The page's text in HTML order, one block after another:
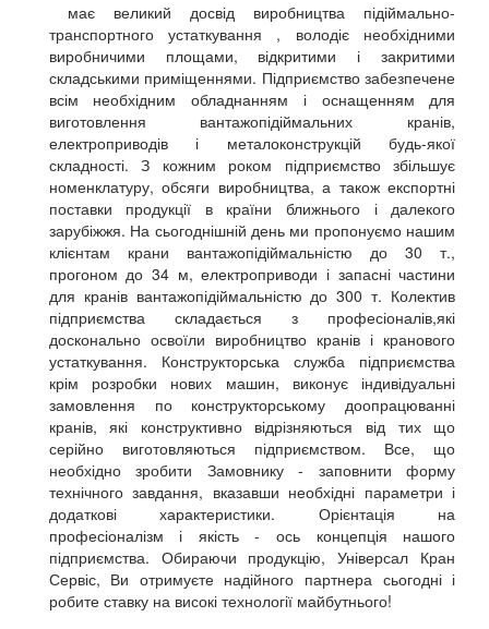
має великий досвід виробництва підіймально-
транспортного устаткування , володіє необхідними
виробничими площами, відкритими і закритими
складськими приміщеннями. Підприємство забезпечене
всім необхідним обладнанням і оснащенням для
виготовлення вантажопідіймальних кранів,
електроприводів і металоконструкцій будь-якої
складності. З кожним роком підприємство збільшує
номенклатуру, обсяги виробництва, а також експортні
поставки продукції в країни ближнього і далекого
зарубіжжя. На сьогоднішній день ми пропонуємо нашим
клієнтам крани вантажопідіймальністю до 30 т.,
прогоном до 34 м, електроприводи і запасні частини
для кранів вантажопідіймальністю до 300 т. Колектив
підприємства складається з професіоналів,які
досконально освоїли виробництво кранів і кранового
устаткування. Конструкторська служба підприємства
крім розробки нових машин, виконує індивідуальні
замовлення по конструкторському доопрацюванні
кранів, які конструктивно відрізняються від тих що
серійно виготовляються підприємством. Все, що
необхідно зробити Замовнику - заповнити форму
технічного завдання, вказавши необхідні параметри і
додаткові характеристики. Орієнтація на
професіоналізм і якість - ось концепція нашого
підприємства. Обираючи продукцію, Універсал Кран
Сервіс, Ви отримуєте надійного партнера сьогодні і
робите ставку на високі технології майбутнього!